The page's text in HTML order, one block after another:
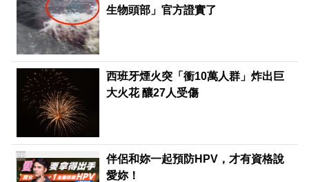
生物頭部」官方證實了
西班牙煙火突「衝10萬人群」炸出巨
大火花 釀27人受傷
伴侶和妳一起預防HPV，才有資格說
愛妳！
PR